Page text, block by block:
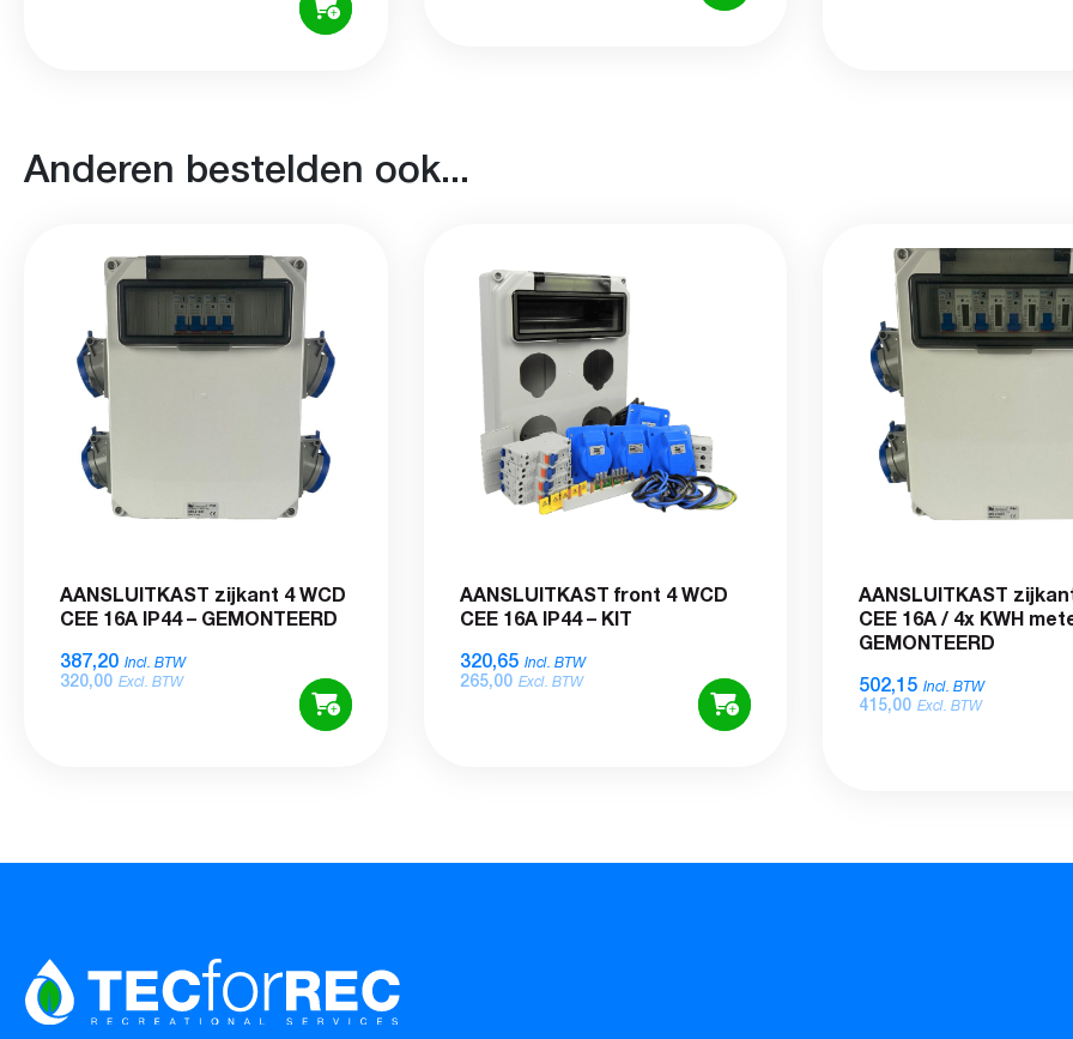
Anderen bestelden ook...
AANSLUITKAST zijkant 4 WCD
CEE 16A IP44 – GEMONTEERD
387,20 Incl. BTW
320,00 Excl. BTW
AANSLUITKAST front 4 WCD
CEE 16A IP44 – KIT
320,65 Incl. BTW
265,00 Excl. BTW
AANSLUITKAST
CEE 16A / 4x KWH
GEMONTEERD
502,15 Incl. BTW
415,00 Excl. BTW